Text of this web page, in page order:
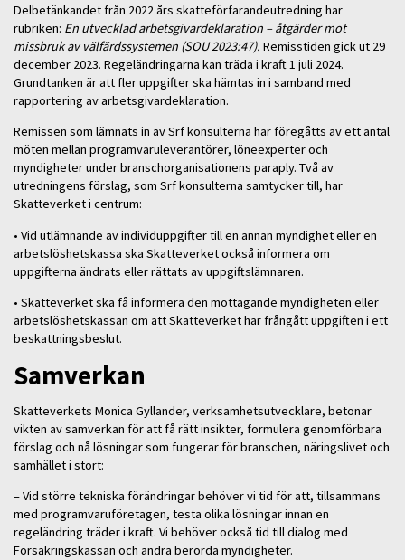
Delbetänkandet från 2022 års skatteförfarandeutredning har
rubriken: En utvecklad arbetsgivardeklaration – åtgärder mot
missbruk av välfärdssystemen (SOU 2023:47). Remisstiden gick ut 29
december 2023. Regeländringarna kan träda i kraft 1 juli 2024.
Grundtanken är att fler uppgifter ska hämtas in i samband med
rapportering av arbetsgivardeklaration.
Remissen som lämnats in av Srf konsulterna har föregåtts av ett antal
möten mellan programvaruleverantörer, löneexperter och
myndigheter under branschorganisationens paraply. Två av
utredningens förslag, som Srf konsulterna samtycker till, har
Skatteverket i centrum:
• Vid utlämnande av individuppgifter till en annan myndighet eller en
arbetslöshetskassa ska Skatteverket också informera om
uppgifterna ändrats eller rättats av uppgiftslämnaren.
• Skatteverket ska få informera den mottagande myndigheten eller
arbetslöshetskassan om att Skatteverket har frångått uppgiften i ett
beskattningsbeslut.
Samverkan
Skatteverkets Monica Gyllander, verksamhetsutvecklare, betonar
vikten av samverkan för att få rätt insikter, formulera genomförbara
förslag och nå lösningar som fungerar för branschen, näringslivet och
samhället i stort:
– Vid större tekniska förändringar behöver vi tid för att, tillsammans
med programvaruföretagen, testa olika lösningar innan en
regeländring träder i kraft. Vi behöver också tid till dialog med
Försäkringskassan och andra berörda myndigheter.